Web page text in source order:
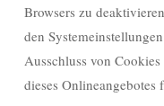
Browsers zu
den
Ausschluss von
dieses Onlineangebotes